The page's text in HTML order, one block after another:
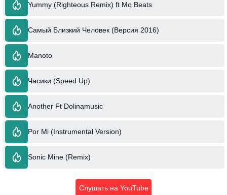
Yummy (Righteous Remix) ft Mo Beats
Самый Близкий Человек (Версия 2016)
Manoto
Часики (Speed Up)
Another Ft Dolinamusic
Por Mi (Instrumental Version)
Sonic Mine (Remix)
Слушать на YouTube